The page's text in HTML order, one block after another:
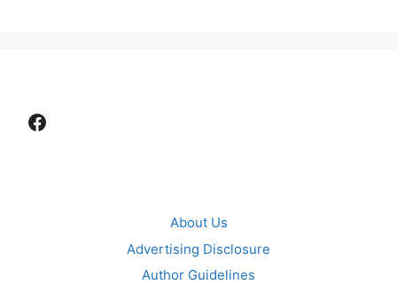
Facebook
About Us
Advertising Disclosure
Author Guidelines